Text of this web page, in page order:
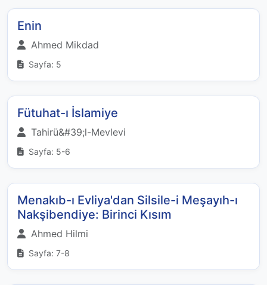
Enin
Ahmed Mikdad
Sayfa: 5
Fütuhat-ı İslamiye
Tahirü&#39;l-Mevlevi
Sayfa: 5-6
Menakıb-ı Evliya'dan Silsile-i Meşayıh-ı
Nakşibendiye: Birinci Kısım
Ahmed Hilmi
Sayfa: 7-8